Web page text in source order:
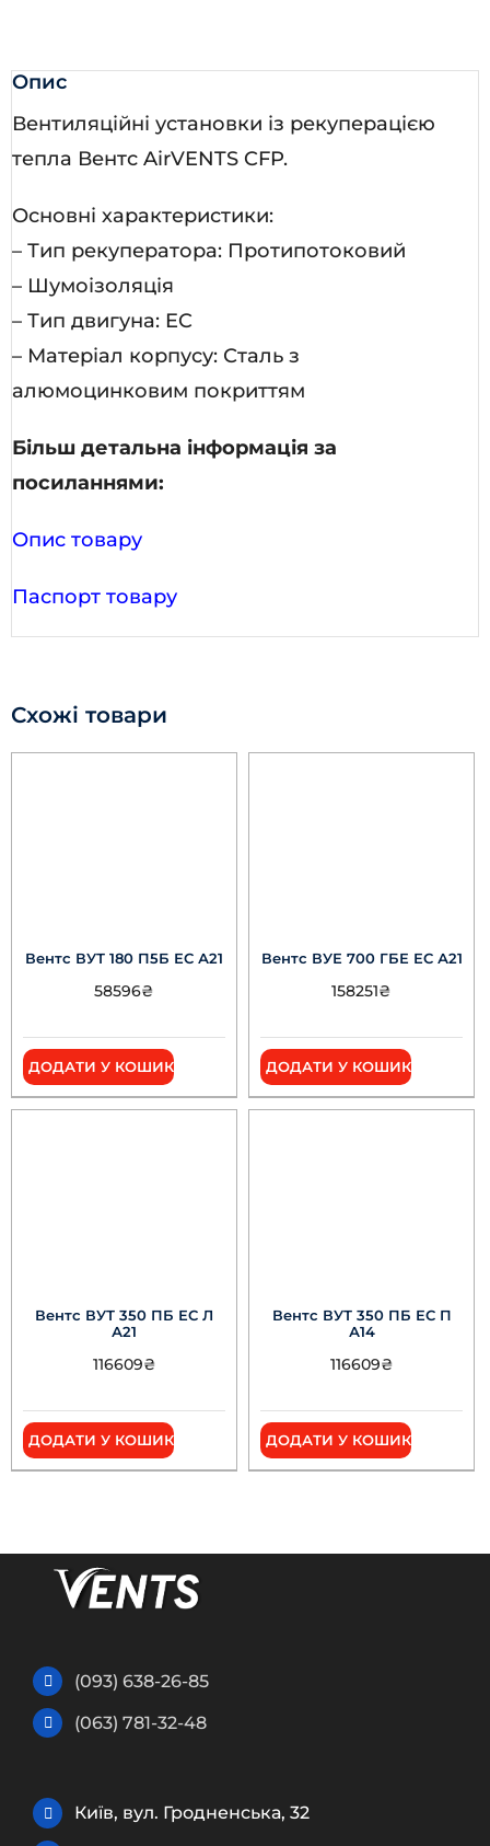
Опис
Вентиляційні установки із рекуперацією
тепла Вентс AirVENTS CFP.
Основні характеристики:
– Тип рекуператора: Протипотоковий
– Шумоізоляція
– Тип двигуна: EC
– Матеріал корпусу: Сталь з
алюмоцинковим покриттям
Більш детальна інформація за
посиланнями:
Опис товару
Паспорт товару
Схожі товари
Вентс ВУТ 180 П5Б ЕС А21
58596₴
ДОДАТИ У КОШИК
Вентс ВУЕ 700 ГБЕ ЕС А21
158251₴
ДОДАТИ У КОШИК
Вентс ВУТ 350 ПБ ЕС Л
А21
116609₴
ДОДАТИ У КОШИК
Вентс ВУТ 350 ПБ ЕС П
А14
116609₴
ДОДАТИ У КОШИК
(093) 638-26-85
(063) 781-32-48
Київ, вул. Гродненська, 32